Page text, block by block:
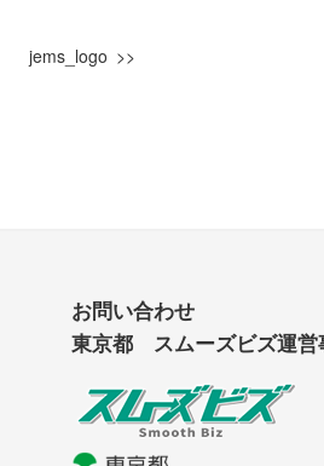
jems_logo
お問い合わせ
東京都 スムーズビズ運営